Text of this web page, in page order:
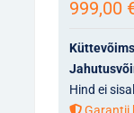
999,00
Hind ei